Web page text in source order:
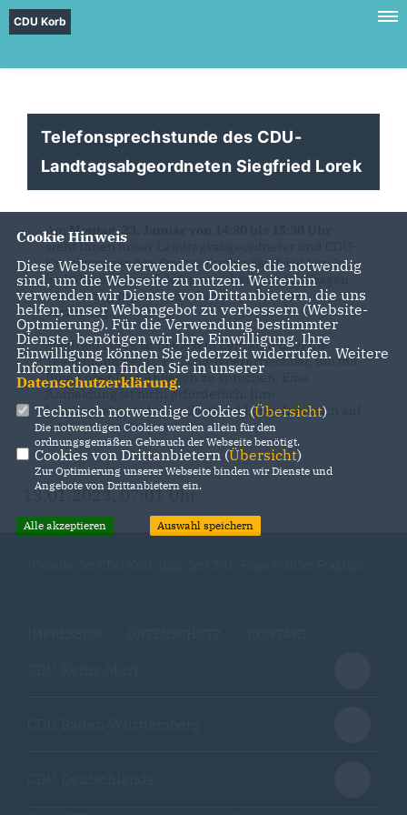
CDU Korb
Telefonsprechstunde des CDU-
Landtagsabgeordneten Siegfried Lorek
AmMontag, 23. Januar von 14:30 bis 15:30 Uhr
steht Ihnen unser Landtagsabgeordneter und CDU-
Kreisvorsitzender, Staatssekretär Siegfried Lorek,
im Rahmen einer Telefonsprechstunde für Fragen
oder Anregungen an die Landespolitik zur
Verfügung.
Siegfried Lorek ist in diesem Zeitraum über die
Telefonnummer 0711/2063-8490 erreichbar, um mit
Ihnen über Ihre Anliegen zu sprechen. Eine
Anmeldung ist nicht erforderlich. Ihre
Landtagsabgeordneter Siegfried Lorek freut sich auf
interessante Gespräche!
13.01.2023, 07:01 Uhr
Cookie Hinweis
Diese Webseite verwendet Cookies, die notwendig
sind, um die Webseite zu nutzen. Weiterhin
verwenden wir Dienste von Drittanbietern, die uns
helfen, unser Webangebot zu verbessern (Website-
Optmierung). Für die Verwendung bestimmter
Dienste, benötigen wir Ihre Einwilligung. Ihre
Einwilligung können Sie jederzeit widerrufen. Weitere
Informationen finden Sie in unserer
Datenschutzerklärung.
Technisch notwendige Cookies (Übersicht)
Die notwendigen Cookies werden allein für den
ordnungsgemäßen Gebrauch der Webseite benötigt.
Cookies von Drittanbietern (Übersicht)
Zur Optimierung unserer Webseite binden wir Dienste und
Angebote von Drittanbietern ein.
Alle akzeptieren Auswahl speichern